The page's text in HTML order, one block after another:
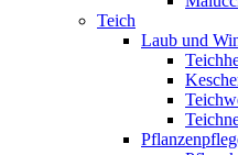
Teich
Laub und